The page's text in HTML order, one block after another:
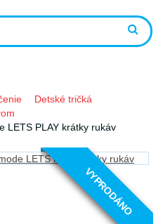
Detské tričká
LETS PLAY krátky rukáv
VYPRODÁNO